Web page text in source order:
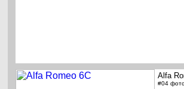
Alfa
#04